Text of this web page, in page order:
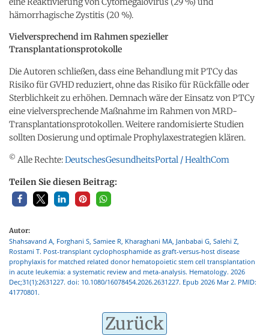
hämorrhagische Zystitis (20 %).
Vielversprechend im Rahmen spezieller
Transplantationsprotokolle
Die Autoren schließen, dass eine Behandlung mit PTCy das
Risiko für GVHD reduziert, ohne das Risiko für Rückfälle oder
Sterblichkeit zu erhöhen. Demnach wäre der Einsatz von PTCy
eine vielversprechende Maßnahme im Rahmen von MRD-
Transplantationsprotokollen. Weitere randomisierte Studien
sollten Dosierung und optimale Prophylaxestrategien klären.
© Alle Rechte:DeutschesGesundheitsPortal / HealthCom
Teilen Sie diesen Beitrag:
Autor:
Shahsavand A, Forghani S, Samiee R, Kharaghani MA, Janbabai G, Salehi Z,
Rostami T. Post-transplant cyclophosphamide as graft-versus-host disease
prophylaxis for matched related donor hematopoietic stem cell transplantation
in acute leukemia: a systematic review and meta-analysis. Hematology. 2026
Dec;31(1):2631227. doi: 10.1080/16078454.2026.2631227. Epub 2026 Mar 2. PMID:
41770801.
Zurück